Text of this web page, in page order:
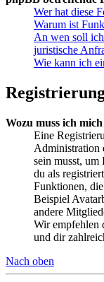
Wer hat diese
Warum ist
An wen soll
juristische
Wie kann ich
Wozu muss ich
Eine
Administration
sein musst, um
du als
Funktionen,
Beispiel
andere
Wir empfehlen
und dir
Nach oben